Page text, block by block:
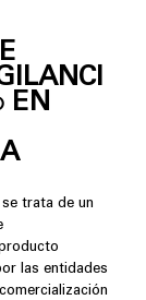
EN
se trata de un
las entidades